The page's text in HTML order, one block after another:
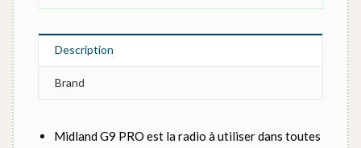
Description
Brand
Midland G9 PRO est la radio à utiliser dans toutes